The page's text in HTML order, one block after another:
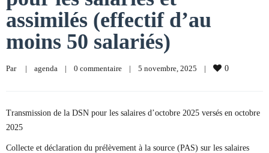
assimilés (effectif d’au
moins 50 salariés)
Par | agenda | 0 commentaire | 5 novembre, 2025 | 0
Transmission de la DSN pour les salaires d’octobre 2025 versés en octobre
2025
Collecte et déclaration du prélèvement à la source (PAS) sur les salaires